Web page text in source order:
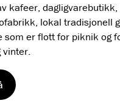
kafeer,
lokal tradisjonell
som er flott for piknik og
vinter.